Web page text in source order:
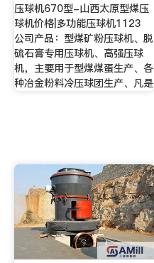
压球机670型-山西太原型煤压
球机价格|多功能压球机1123
公司产品：型煤矿粉压球机、脱
硫石膏专用压球机、高强压球
机，主要用于型煤煤蛋生产、各
种冶金粉料冷压球团生产、凡是